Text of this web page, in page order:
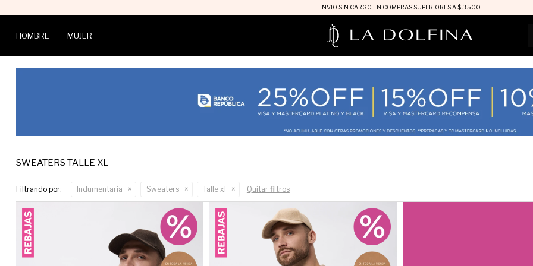
ENVIO SIN CARGO EN COMPRAS SUPERIORES A $ 3.500
HOMBRE MUJER
SWEATERS TALLE XL
Filtrando por: Indumentaria Sweaters Talle xl Quitar filtros